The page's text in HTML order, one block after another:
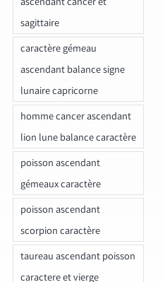
sagittaire
caractère gémeau
ascendant balance signe
lunaire capricorne
homme cancer ascendant
lion lune balance caractère
poisson ascendant
gémeaux caractère
poisson ascendant
scorpion caractère
taureau ascendant poisson
caractere et vierge